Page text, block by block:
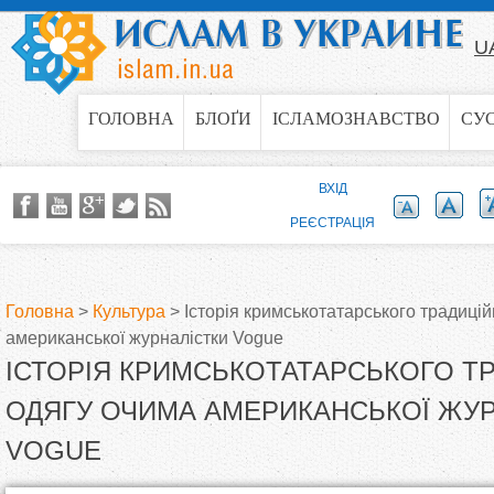
Jump to navigation
ГОЛОВНА БЛОҐИ ІСЛАМОЗНАВСТВО
В
и
є
Головна > Культура > Історія кримськотатарського
американської журналістки Vogue
ІСТОРІЯ КРИМСЬКОТАТАРСЬКОГО
ОДЯГУ ОЧИМА АМЕРИКАНСЬКОЇ
VOGUE
ВХІД
РЕЄСТРАЦІЯ